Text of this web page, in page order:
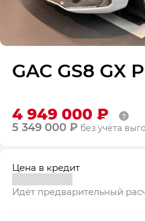
GAC GS8 GX
4 949 000 ₽
5 349 000 ₽ без учёта
Цена в кредит
Идёт предварительный